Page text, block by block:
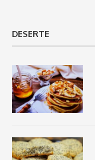
DESERTE